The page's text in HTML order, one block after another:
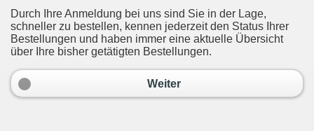
Durch Ihre Anmeldung bei uns sind Sie in der Lage,
schneller zu bestellen, kennen jederzeit den Status Ihrer
Bestellungen und haben immer eine aktuelle Übersicht
über Ihre bisher getätigten Bestellungen.
Weiter